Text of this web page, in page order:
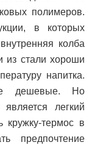
полимеров.
в которых
колба
из стали хороши
напитка.
дешевые. Но
легкий
кружку-термос в
предпочтение